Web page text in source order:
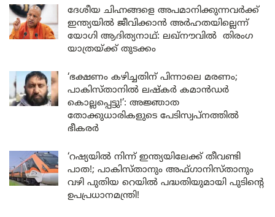
ദേശീയ ചിഹ്നങ്ങളെ അപമാനിക്കുന്നവർക്ക്
ഇന്ത്യയിൽ ജീവിക്കാൻ അർഹതയില്ലെന്ന്
യോഗി ആദിത്യനാഥ്: ലഖ്‌നൗവിൽ തിരംഗ
യാത്രയ്ക്ക് തുടക്കം
‘ഭക്ഷണം കഴിച്ചതിന് പിന്നാലെ മരണം;
പാകിസ്താനിൽ ലഷ്കർ കമാൻഡർ
കൊല്ലപ്പെട്ടു!’: അജ്ഞാത
തോക്കുധാരികളുടെ പേടിസ്വപ്നത്തിൽ
ഭീകരർ
‘റഷ്യയിൽ നിന്ന് ഇന്ത്യയിലേക്ക് തീവണ്ടി
പാത!; പാകിസ്താനും അഫ്ഗാനിസ്താനും
വഴി പുതിയ റെയിൽ പദ്ധതിയുമായി പുടിന്റെ
ഉപപ്രധാനമന്ത്രി!